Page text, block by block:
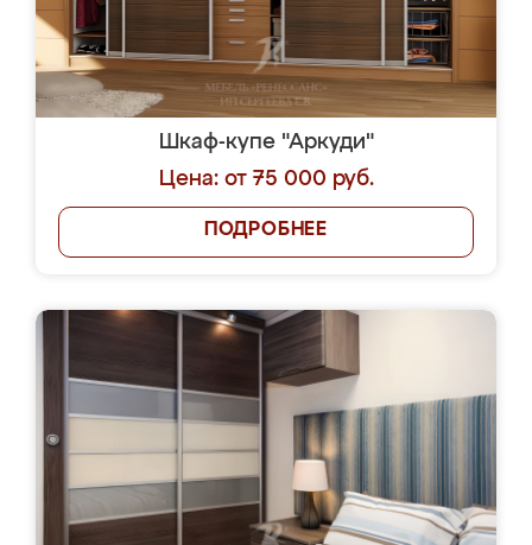
Шкаф-купе "Аркуди"
Цена: от 75 000 руб.
ПОДРОБНЕЕ